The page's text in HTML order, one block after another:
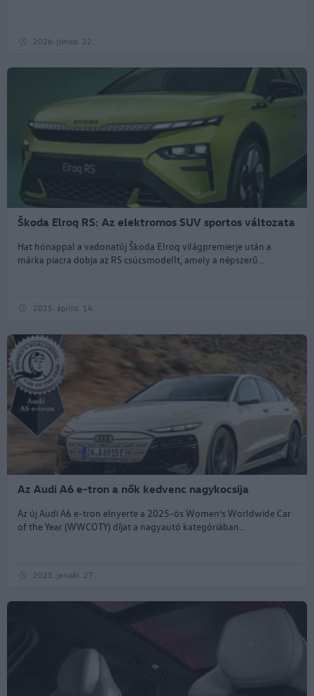
2026. június. 22.
Škoda Elroq RS: Az elektromos SUV sportos változata
Hat hónappal a vadonatúj Škoda Elroq világpremierje után a
márka piacra dobja az RS csúcsmodellt, amely a népszerű...
2025. április. 14.
Az Audi A6 e-tron a nők kedvenc nagykocsija
Az új Audi A6 e-tron elnyerte a 2025-ös Women’s Worldwide Car
of the Year (WWCOTY) díjat a nagyautó kategóriában...
2025. január. 27.